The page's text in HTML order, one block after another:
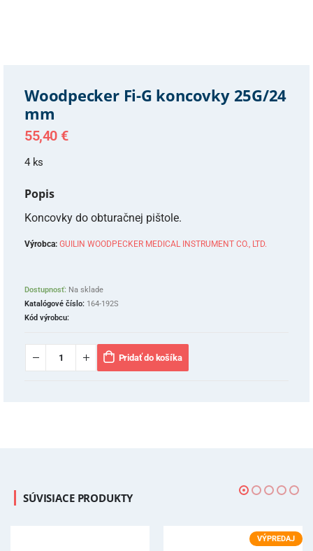
Woodpecker Fi-G koncovky 25G/24
mm
55,40 €
4 ks
Popis
Koncovky do obturačnej pištole.
Výrobca: GUILIN WOODPECKER MEDICAL INSTRUMENT CO., LTD.
Dostupnosť: Na sklade
Katalógové číslo: 164-192S
Kód výrobcu:
Pridať do košíka
SÚVISIACE PRODUKTY
VÝPREDAJ